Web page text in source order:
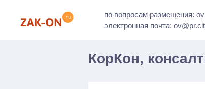
по вопросам размещения:
электронная почта:
КорКон,